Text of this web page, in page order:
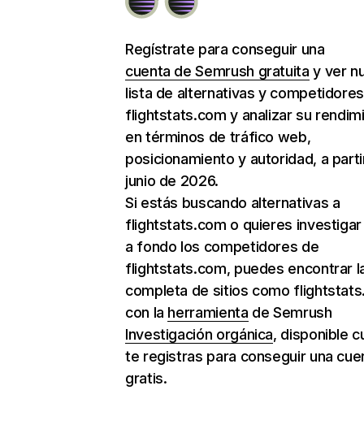
Regístrate para conseguir una
cuenta de Semrush gratuita y ver
lista de alternativas y
flightstats.com y analizar su
en términos de tráfico web,
posicionamiento y autoridad, a
junio de 2026.
Si estás buscando alternativas a
flightstats.com o quieres
a fondo los competidores de
flightstats.com, puedes encontrar
completa de sitios como
con la herramienta de Semrush
Investigación orgánica, disponible
te registras para conseguir una
gratis.